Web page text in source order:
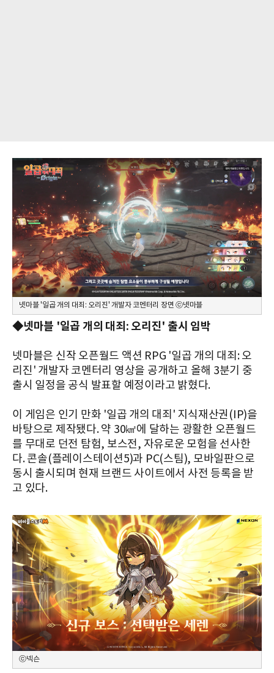
넷마블 '일곱 개의 대죄: 오리진' 개발자 코멘터리 장면 ⓒ넷마블
◆넷마블 '일곱 개의 대죄: 오리진' 출시 임박
넷마블은 신작 오픈월드 액션 RPG '일곱 개의 대죄: 오
리진' 개발자 코멘터리 영상을 공개하고 올해 3분기 중
출시 일정을 공식 발표할 예정이라고 밝혔다.
이 게임은 인기 만화 '일곱 개의 대죄' 지식재산권(IP)을
바탕으로 제작됐다. 약 30㎢에 달하는 광활한 오픈월드
를 무대로 던전 탐험, 보스전, 자유로운 모험을 선사한
다. 콘솔(플레이스테이션5)과 PC(스팀), 모바일판으로
동시 출시되며 현재 브랜드 사이트에서 사전 등록을 받
고 있다.
ⓒ넥슨